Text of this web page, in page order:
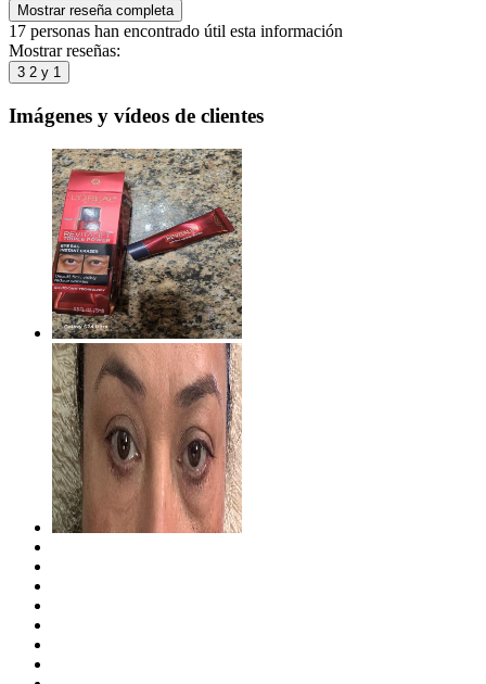
Mostrar reseña completa
17 personas han encontrado útil esta información
Mostrar reseñas:
3 2 y 1
Imágenes y vídeos de clientes